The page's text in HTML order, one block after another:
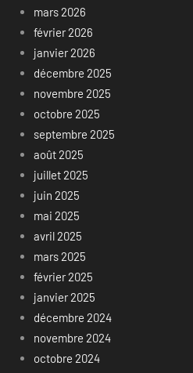
mars 2026
février 2026
janvier 2026
décembre 2025
novembre 2025
octobre 2025
septembre 2025
août 2025
juillet 2025
juin 2025
mai 2025
avril 2025
mars 2025
février 2025
janvier 2025
décembre 2024
novembre 2024
octobre 2024